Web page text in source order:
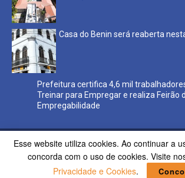
Casa do Benin será reaberta
Prefeitura certifica 4,6 mil
Treinar para Empregar e realiza Feirão
Empregabilidade
Copyright ©2023 Salvador Acontece.
reservados | Desenvolvido por
Esse website utiliza cookies. Ao continuar a
concorda com o uso de cookies. Visite
Privacidade e Cookies.